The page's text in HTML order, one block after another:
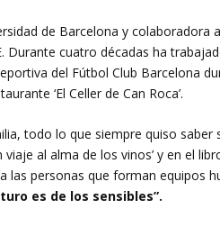
de Barcelona y colaboradora
Durante cuatro décadas ha
del Fútbol Club Barcelona
‘El Celler de Can Roca’.
todo lo que siempre quiso saber
al alma de los vinos’ y en el
las personas que forman equipos
es de los sensibles”.